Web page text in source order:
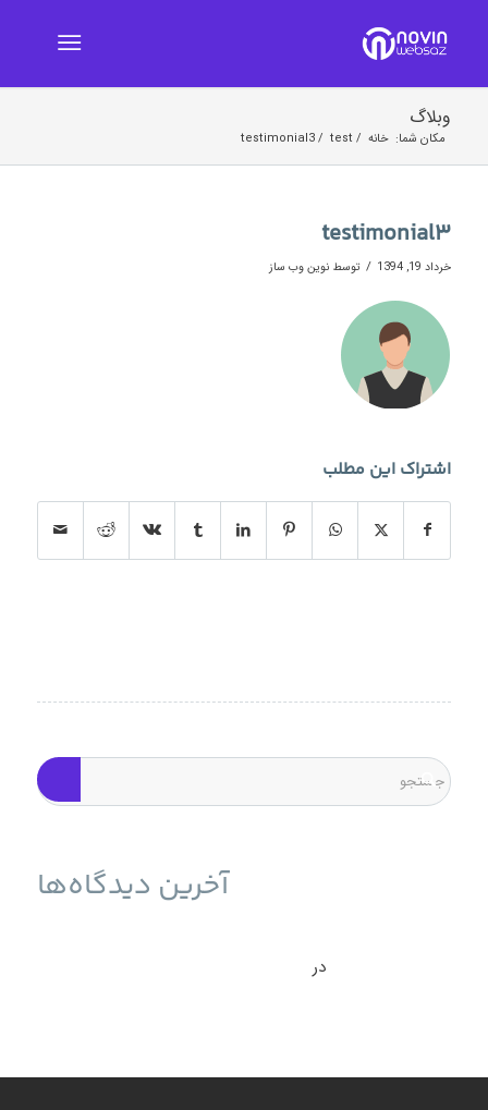
وبلاگ
مکان شما: خانه /
test
/
testimonial3
testimonial3
خرداد 19, 1394 / توسط نوین وب ساز
اشتراک این مطلب
آخرین دیدگاه‌ها
در